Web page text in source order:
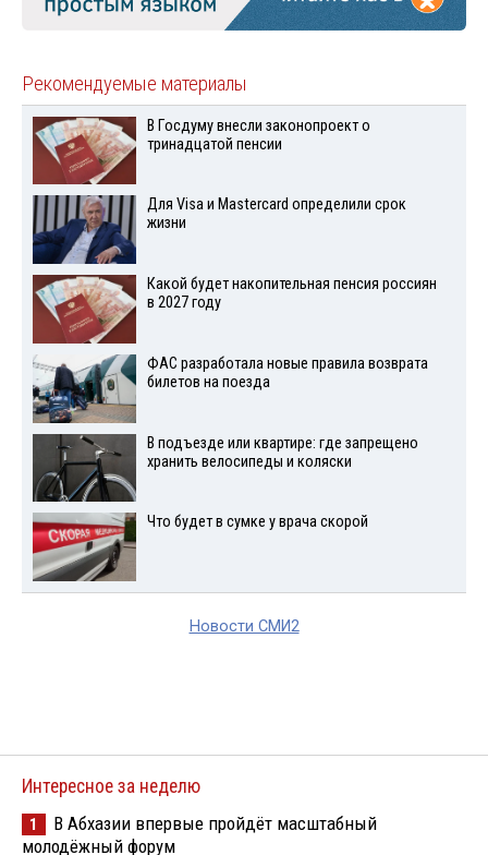
Рекомендуемые материалы
В Госдуму внесли законопроект о
тринадцатой пенсии
Для Visа и Mastercard определили срок
жизни
Какой будет накопительная пенсия россиян
в 2027 году
ФАС разработала новые правила возврата
билетов на поезда
В подъезде или квартире: где запрещено
хранить велосипеды и коляски
Что будет в сумке у врача скорой
Новости СМИ2
Интересное за неделю
1
В Абхазии впервые пройдёт масштабный
молодёжный форум